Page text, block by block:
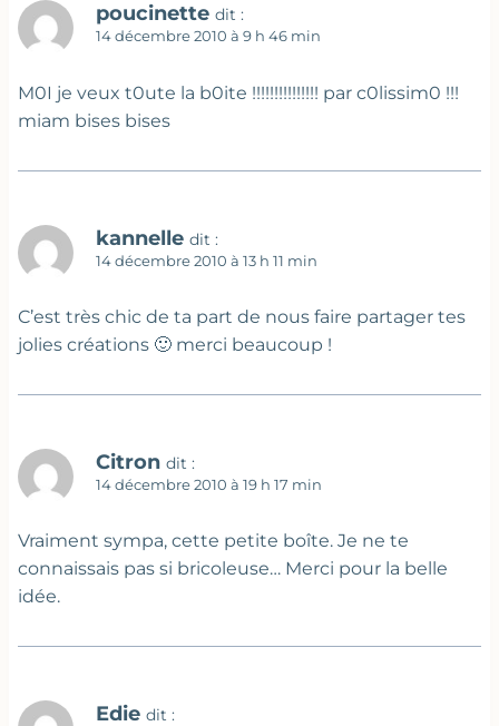
poucinette dit :
14 décembre 2010 à 9 h 46 min
M0I je veux t0ute la b0ite !!!!!!!!!!!!!!! par c0lissim0 !!!
miam bises bises
kannelle dit :
14 décembre 2010 à 13 h 11 min
C’est très chic de ta part de nous faire partager tes
jolies créations 🙂 merci beaucoup !
Citron dit :
14 décembre 2010 à 19 h 17 min
Vraiment sympa, cette petite boîte. Je ne te
connaissais pas si bricoleuse… Merci pour la belle
idée.
Edie dit :